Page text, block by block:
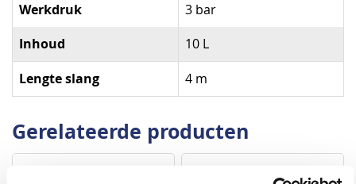
Werkdruk 3 bar
Inhoud 10 L
Lengte slang 4 m
Gerelateerde producten